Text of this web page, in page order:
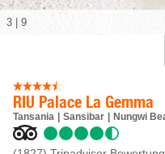
RIU Palace La Gemma
Tansania Sansibar Nungwi
3 9